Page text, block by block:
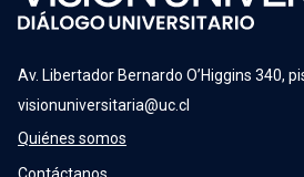
Av. Libertador Bernardo O’Higgins 340,
visionuniversitaria@uc.cl
Quiénes somos